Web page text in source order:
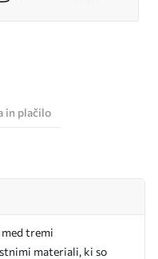
in plačilo
tremi
materiali, ki so